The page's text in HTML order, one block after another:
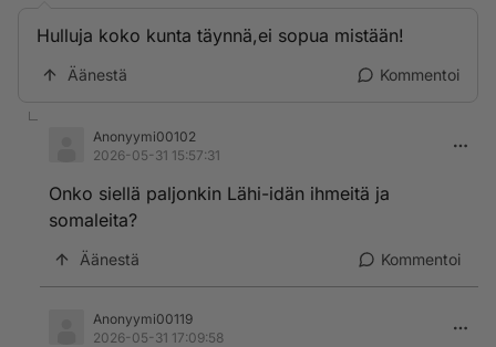
Hulluja koko kunta täynnä,ei sopua mistään!
Äänestä Kommentoi
Anonyymi00102
2026-05-31 15:57:31
Onko siellä paljonkin Lähi-idän ihmeitä ja
somaleita?
Äänestä Kommentoi
Anonyymi00119
2026-05-31 17:09:58